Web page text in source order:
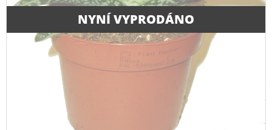
NYNÍ VYPRODÁNO